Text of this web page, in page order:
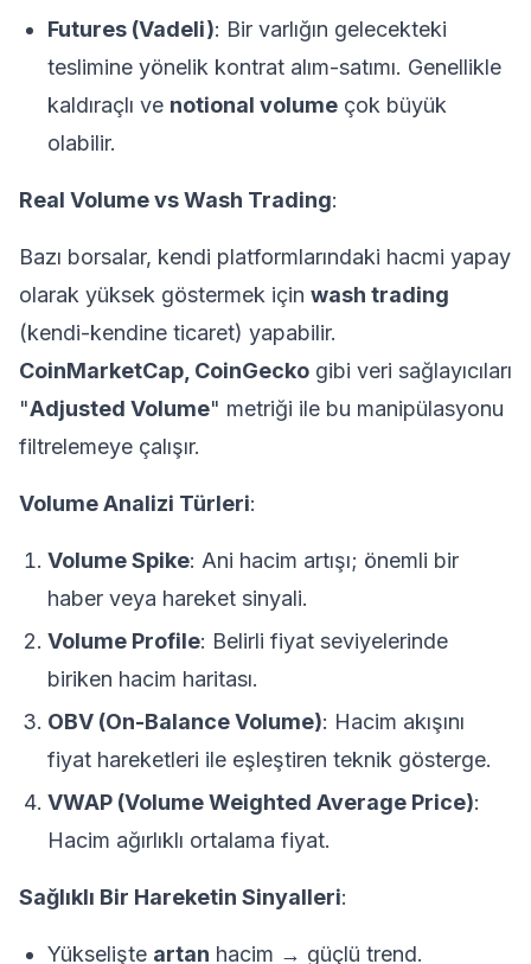
Futures (Vadeli): Bir varlığın gelecekteki
teslimine yönelik kontrat alım-satımı. Genellikle
kaldıraçlı ve notional volume çok büyük
olabilir.
Real Volume vs Wash Trading:
Bazı borsalar, kendi platformlarındaki hacmi yapay
olarak yüksek göstermek için wash trading
(kendi-kendine ticaret) yapabilir.
CoinMarketCap, CoinGecko gibi veri sağlayıcıları
"Adjusted Volume" metriği ile bu manipülasyonu
filtrelemeye çalışır.
Volume Analizi Türleri:
Volume Spike: Ani hacim artışı; önemli bir
haber veya hareket sinyali.
Volume Profile: Belirli fiyat seviyelerinde
biriken hacim haritası.
OBV (On-Balance Volume): Hacim akışını
fiyat hareketleri ile eşleştiren teknik gösterge.
VWAP (Volume Weighted Average Price):
Hacim ağırlıklı ortalama fiyat.
Sağlıklı Bir Hareketin Sinyalleri:
Yükselişte artan hacim → güçlü trend.